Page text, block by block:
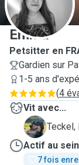
Emma
Petsitter en
Gardien sur
1-5 ans
(4
Vit avec...
M
Teckel,
Actif au
7 fois